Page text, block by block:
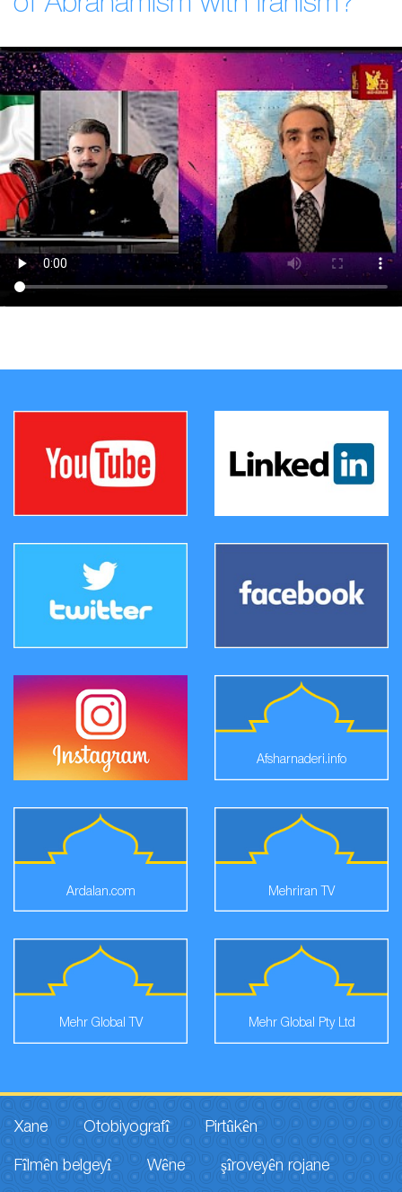
Afsharnaderi.info
Ardalan.com Mehriran TV
Mehr Global TV Mehr Global Pty Ltd
Xane Otobiyografî Pirtûkên
Fîlmên belgeyî Wêne şîroveyên rojane